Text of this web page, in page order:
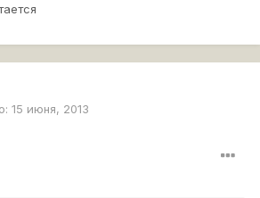
15 июня, 2013